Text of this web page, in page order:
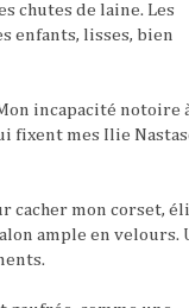
chutes de laine. Les
enfants, lisses, bien
incapacité notoire
fixent mes Ilie
cacher mon corset,
ample en velours.